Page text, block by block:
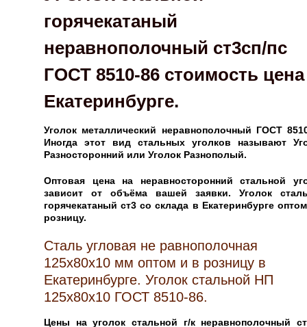
горячекатаный
неравнополочный ст3сп/пс
ГОСТ 8510-86 стоимость
Екатеринбурге.
Уголок металлический неравнополочный ГОСТ
Иногда этот вид стальных уголков называют
Разносторонний или Уголок Разнополый.
Оптовая цена на неравносторонний стальной
зависит от объёма вашей заявки. Уголок
горячекатаный ст3 со склада в Екатеринбурге
розницу.
Сталь угловая не равнополочная
125х80х10 мм оптом и в розницу в
Екатеринбурге. Уголок стальной НП
125х80х10 ГОСТ 8510-86.
Цены на уголок стальной г/к неравнополочный